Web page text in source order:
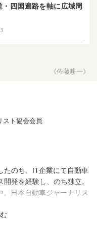
・四国遍路を軸に広域周
《佐藤耕一》
スト協会会員
たのち、IT企業にて自動車
発を経験し、のち独立。
日本自動車ジャーナリス